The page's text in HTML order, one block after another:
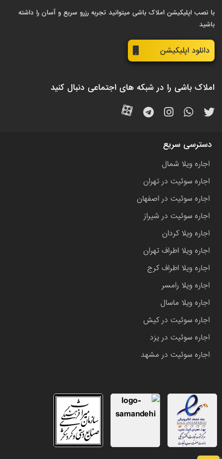
با نصب اپلیکیشن املاک باشی میتوانید تجربه رزرو سریع و آسان را داشته
باشید
دانلود اپلیکیشن
املاک باشی را در شبکه های اجتماعی دنبال کنید
دسترسی سریع
اجاره ویلا شمال
اجاره سوئیت در تهران
اجاره سوئیت در اصفهان
اجاره سوئیت در شیراز
اجاره ویلا کردان
اجاره ویلا اطراف تهران
اجاره ویلا اطراف کرج
اجاره ویلا رامسر
اجاره ویلا ماسال
اجاره سوئیت در کیش
اجاره سوئیت در یزد
اجاره سوئیت در مشهد